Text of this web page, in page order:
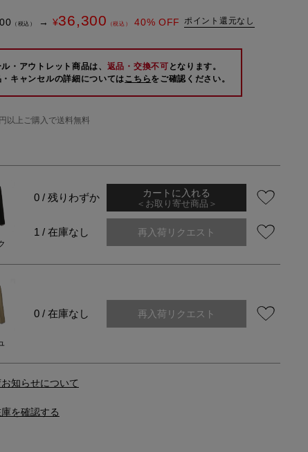
（税込） → ¥36,300 （税込） 40% OFF ポイント還元なし
・アウトレット商品は、 返品・交換不可 となります。
キャンセルの詳細についてはこちらをご確認ください。
以上ご購入で送料無料
0 / 残りわずか カートに入れる
＜お取り寄せ商品＞
1 / 在庫なし 再入荷リクエスト
0 / 在庫なし 再入荷リクエスト
知らせについて
を確認する